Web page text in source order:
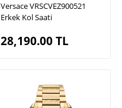
Versace VRSCVEZ900521
Erkek Kol Saati
28,190.00TL